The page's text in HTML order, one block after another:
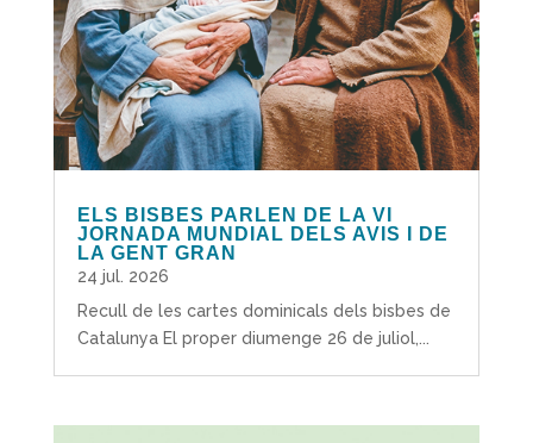
ELS BISBES PARLEN DE LA VI
JORNADA MUNDIAL DELS AVIS I DE
LA GENT GRAN
24 jul. 2026
Recull de les cartes dominicals dels bisbes de
Catalunya El proper diumenge 26 de juliol,...